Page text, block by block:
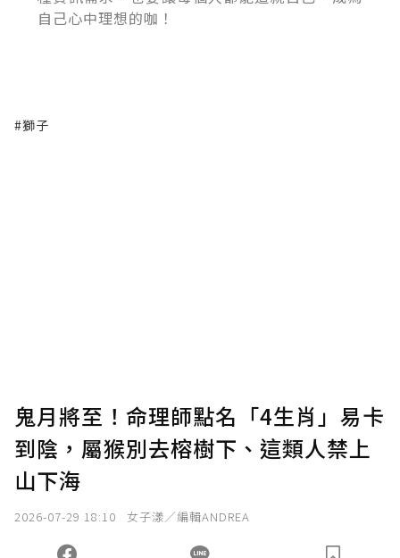
自己心中理想的咖！
#獅子
鬼月將至！命理師點名「4生肖」易卡
到陰，屬猴別去榕樹下、這類人禁上
山下海
2026-07-29 18:10 女子漾／編輯ANDREA